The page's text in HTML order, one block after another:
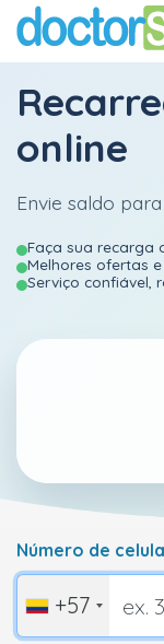
online
Envie saldo
Faça sua recarga
Melhores ofertas
Serviço confiável,
Número de
+57